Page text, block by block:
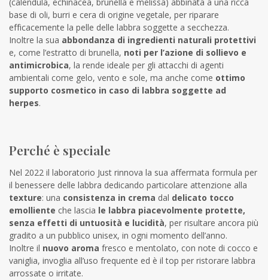
(calendula, echinacea, brunella e melissa) abbinata a una ricca
base di oli, burri e cera di origine vegetale, per riparare
efficacemente la pelle delle labbra soggette a secchezza.
Inoltre la sua abbondanza di ingredienti naturali protettivi
e, come l’estratto di brunella, noti per l’azione di sollievo e
antimicrobica, la rende ideale per gli attacchi di agenti
ambientali come gelo, vento e sole, ma anche come ottimo
supporto cosmetico in caso di labbra soggette ad
herpes.
Perché è speciale
Nel 2022 il laboratorio Just rinnova la sua affermata formula per
il benessere delle labbra dedicando particolare attenzione alla
texture: una consistenza in crema dal delicato tocco
emolliente che lascia le labbra piacevolmente protette,
senza effetti di untuosità e lucidità, per risultare ancora più
gradito a un pubblico unisex, in ogni momento dell’anno.
Inoltre il nuovo aroma fresco e mentolato, con note di cocco e
vaniglia, invoglia all’uso frequente ed è il top per ristorare labbra
arrossate o irritate.